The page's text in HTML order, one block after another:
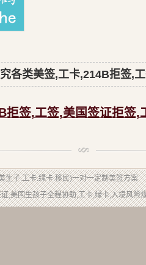
各类美签,工卡,214B拒签,
拒签,工签,美国签证拒签,
生子.工卡.绿卡.移民)一对一定制美签方案
,美国生孩子全程协助,工卡,绿卡,入境风险